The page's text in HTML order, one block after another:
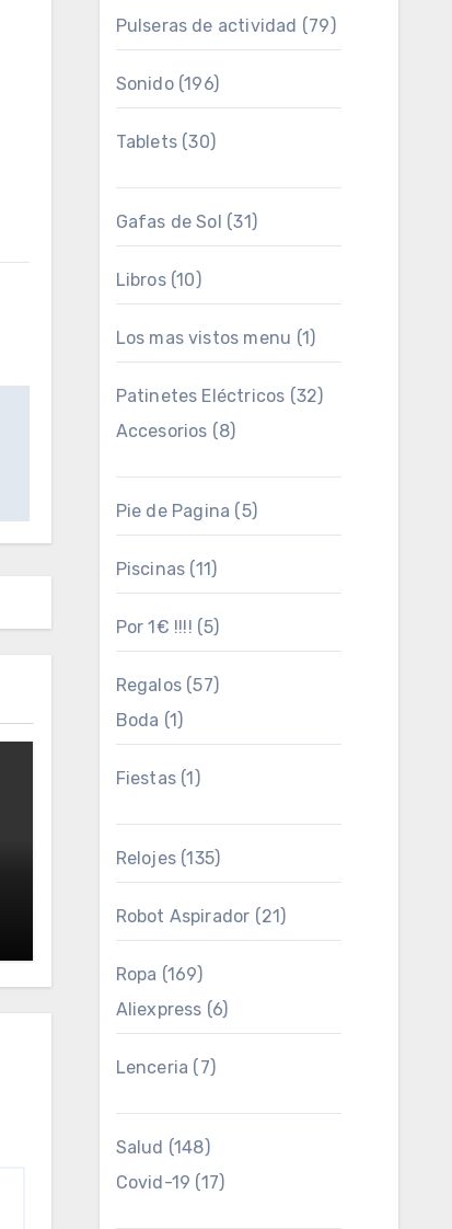
Pulseras de actividad (79)
Sonido(196)
Tablets(30)
Gafas de Sol (31)
Libros(10)
Los mas vistos menu (1)
Patinetes Eléctricos (32)
Accesorios (8)
Pie de Pagina (5)
Piscinas (11)
Por 1€ !!!! (5)
Regalos(57)
Boda (1)
Fiestas(1)
Relojes(135)
Robot Aspirador (21)
Ropa (169)
Aliexpress (6)
Lenceria (7)
Salud (148)
Covid-19 (17)